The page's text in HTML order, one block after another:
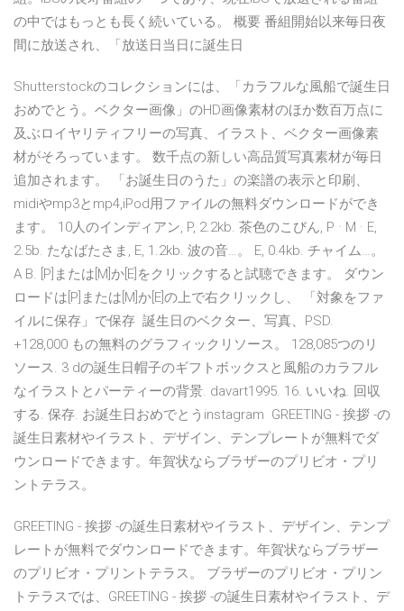
の中ではもっとも長く続いている。 概要 番組開始以来毎日夜
間に放送され、「放送日当日に誕生日
Shutterstockのコレクションには、「カラフルな風船で誕生日
おめでとう。ベクター画像」のHD画像素材のほか数百万点に
及ぶロイヤリティフリーの写真、イラスト、ベクター画像素
材がそろっています。 数千点の新しい高品質写真素材が毎日
追加されます。 「お誕生日のうた」の楽譜の表示と印刷、
midiやmp3とmp4,iPod用ファイルの無料ダウンロードができ
ます。 10人のインディアン, P, 2.2kb. 茶色のこびん, P · M · E,
2.5b. たなばたさま, E, 1.2kb. 波の音…。 E, 0.4kb. チャイム…。
A B. [P]または[M]か[E]をクリックすると試聴できます。 ダウン
ロードは[P]または[M]か[E]の上で右クリックし、 「対象をファ
イルに保存」で保存 誕生日のベクター、写真、PSD.
+128,000 もの無料のグラフィックリソース。 128,085つのリ
ソース. 3 dの誕生日帽子のギフトボックスと風船のカラフル
なイラストとパーティーの背景. davart1995. 16. いいね. 回収
する. 保存. お誕生日おめでとうinstagram GREETING - 挨拶 -の
誕生日素材やイラスト、デザイン、テンプレートが無料でダ
ウンロードできます。年賀状ならブラザーのプリビオ・プリ
ントテラス。
GREETING - 挨拶 -の誕生日素材やイラスト、デザイン、テンプ
レートが無料でダウンロードできます。年賀状ならブラザー
のプリビオ・プリントテラス。 ブラザーのプリビオ・プリン
トテラスでは、GREETING - 挨拶 -の誕生日素材やイラスト、デ